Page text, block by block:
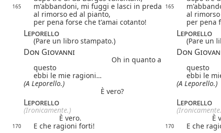
165 m'abbandoni, mi fuggi e lasci in preda 165
al rimorso ed al pianto,
al
per pena forse che t'amai cotanto!
per pena
Leporello Leporello
(Pare un libro stampato.) (Pare un
Don Giovanni Don
Oh in quanto a
questo
questo
ebbi le mie ragioni…
ebbi le
(A Leporello.)
(A Leporello.)
È vero?
Leporello Leporello
(Ironicamente.)
È vero.
È
170 E che ragioni forti! 170 E che